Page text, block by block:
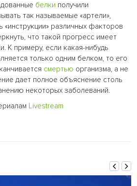
белки получили
так называемые «артели»,
«инструкции» различных факторов
что такой прогресс имеет
К примеру, если какая-нибудь
только одним белком, то его
смертью организма, а не
дает полное объяснение столь
некоторых заболеваний.
Livestream